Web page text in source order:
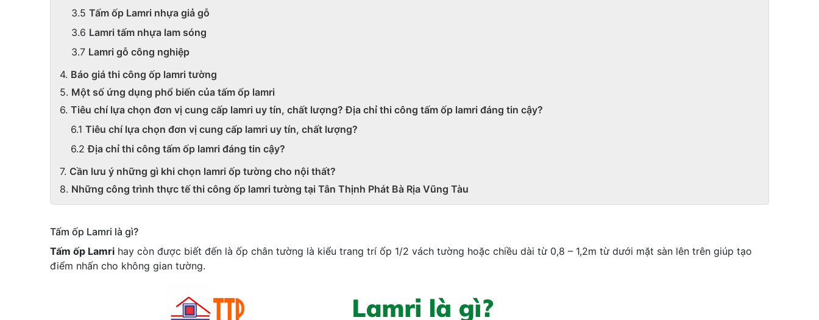
Tấm ốp Lamri nhựa giả gỗ
Lamri tấm nhựa lam sóng
Lamri gỗ công nghiệp
Báo giá thi công ốp lamri tường
Một số ứng dụng phổ biến của tấm ốp lamri
Tiêu chí lựa chọn đơn vị cung cấp lamri uy tín, chất lượng? Địa chỉ thi công tấm ốp lamri đáng tin cậy?
Tiêu chí lựa chọn đơn vị cung cấp lamri uy tín, chất lượng?
Địa chỉ thi công tấm ốp lamri đáng tin cậy?
Cần lưu ý những gì khi chọn lamri ốp tường cho nội thất?
Những công trình thực tế thi công ốp lamri tường tại Tân Thịnh Phát Bà Rịa Vũng Tàu
Tấm ốp Lamri là gì?
Tấm ốp Lamri hay còn được biết đến là ốp chân tường là kiểu trang trí ốp 1/2 vách tường hoặc chiều dài từ 0,8 – 1,2m từ dưới mặt sàn lên trên giúp tạo
điểm nhấn cho không gian tường.